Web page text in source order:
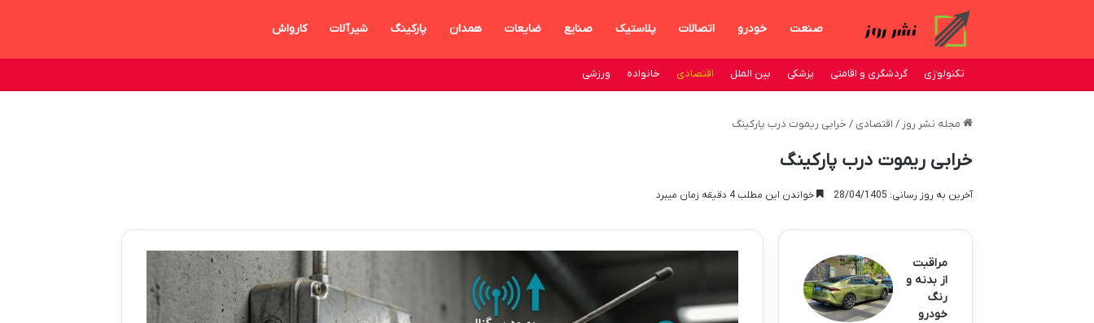
صنعت خودرو اتصالات پلاستیک صنایع ضایعات همدان پارکینگ شیرآلات کارواش
تکنولوژی گردشگری و اقامتی پزشکی بین الملل اقتصادی خانواده ورزشی
مجله نشر روز / اقتصادی / خرابی ریموت درب پارکینگ
خرابی ریموت درب پارکینگ
آخرین به روز رسانی: 28/04/1405 خواندن این مطلب 4 دقیقه زمان میبرد
مراقبت
از بدنه و
رنگ
خودرو